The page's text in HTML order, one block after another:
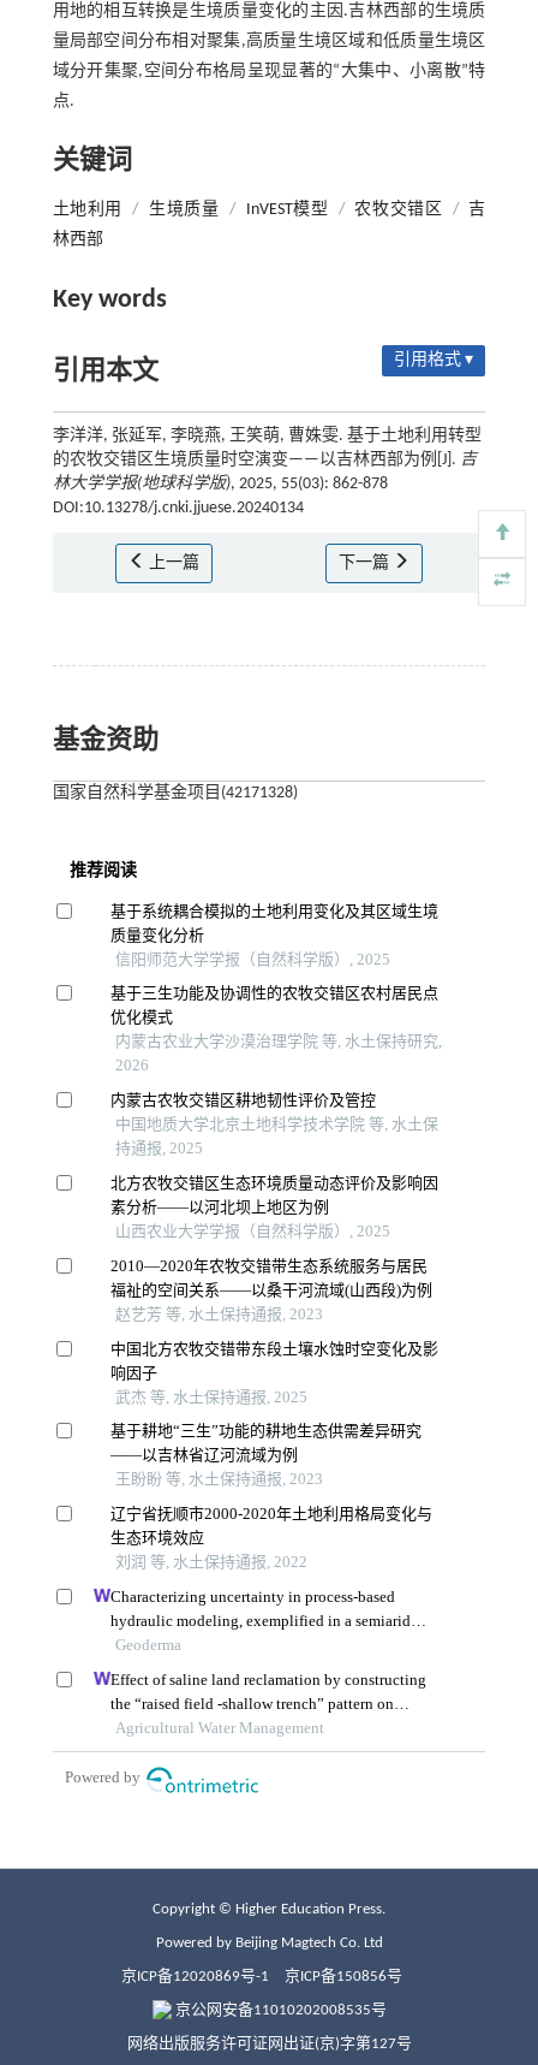
用地的相互转换是生境质量变化的主因.吉林西部的生境质
量局部空间分布相对聚集,高质量生境区域和低质量生境区
域分开集聚,空间分布格局呈现显著的“大集中、小离散”特
点.
关键词
土地利用 / 生境质量 / InVEST模型 / 农牧交错区 / 吉
林西部
Key words
引用本文 引用格式 ▾
李洋洋, 张延军, 李晓燕, 王笑萌, 曹姝雯. 基于土地利用转型
的农牧交错区生境质量时空演变——以吉林西部为例[J]. 吉
林大学学报(地球科学版), 2025, 55(03): 862-878
DOI:10.13278/j.cnki.jjuese.20240134
上一篇 下一篇
基金资助
国家自然科学基金项目(42171328)
Copyright © Higher Education Press.
Powered by Beijing Magtech Co. Ltd
京ICP备12020869号-1 京ICP备150856号
京公网安备11010202008535号
网络出版服务许可证网出证(京)字第127号